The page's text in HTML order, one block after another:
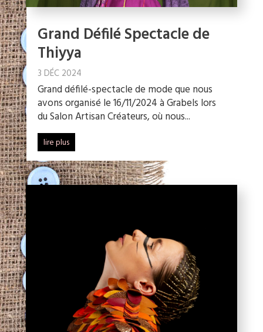
Grand Défilé Spectacle de
Thiyya
3 DÉC 2024
Grand défilé-spectacle de mode que nous
avons organisé le 16/11/2024 à Grabels lors
du Salon Artisan Créateurs, où nous...
lire plus